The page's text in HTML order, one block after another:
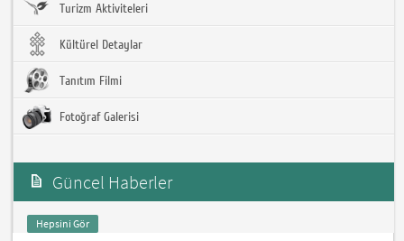
Turizm Aktiviteleri
Kültürel Detaylar
Tanıtım Filmi
Fotoğraf Galerisi
Güncel Haberler
Hepsini Gör